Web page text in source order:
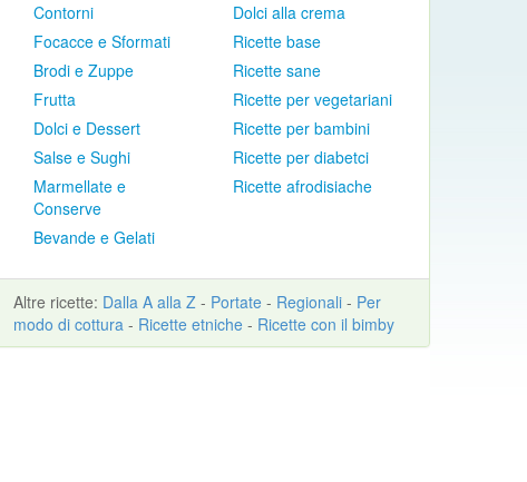
Contorni
Focacce e Sformati
Brodi e Zuppe
Frutta
Dolci e Dessert
Salse e Sughi
Marmellate e
Conserve
Bevande e Gelati
Dolci alla crema
Ricette base
Ricette sane
Ricette per vegetariani
Ricette per bambini
Ricette per diabetci
Ricette afrodisiache
Altre ricette: Dalla A alla Z - Portate - Regionali - Per
modo di cottura - Ricette etniche - Ricette con il bimby